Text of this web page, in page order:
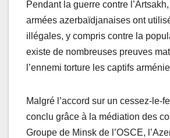
Pendant la guerre contre
armées azerbaïdjanaises ont
illégales, y compris contre la
existe de nombreuses preuves
l’ennemi torture les captifs
Malgré l’accord sur un cessez-le-
conclu grâce à la médiation des
Groupe de Minsk de l’OSCE,